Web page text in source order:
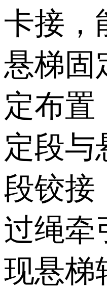
卡接，
悬梯固
定布置
定段与
段铰接
过绳牵
现悬梯